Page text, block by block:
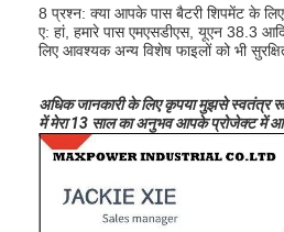
8 प्रश्न: क्या आपके पास बैटरी शिपमेंट के
ए: हां, हमारे पास एमएसडीएस, यूएन 38.3
लिए आवश्यक अन्य विशेष फाइलों को भी
अधिक जानकारी के लिए कृपया मुझसे स्वतंत्र
में मेरा 13 साल का अनुभव आपके प्रोजेक्ट में